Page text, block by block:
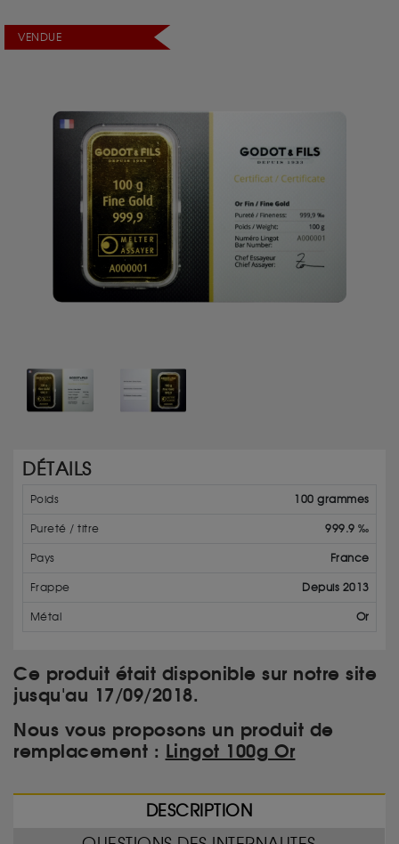
DÉTAILS
Poids 100 grammes
Pureté / titre 999.9 ‰
Pays France
Frappe Depuis 2013
Métal Or
VENDUE
Ce produit était disponible sur notre site
jusqu'au 17/09/2018.
Nous vous proposons un produit de
remplacement : Lingot 100g Or
DESCRIPTION